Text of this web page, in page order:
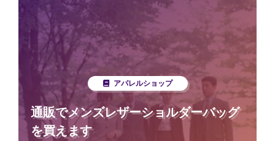
アパレルショップ
通販でメンズレザーショルダーバッグ
を買えます